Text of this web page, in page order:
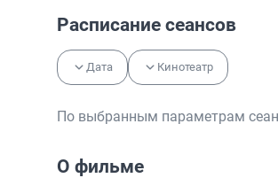
Расписание сеансов
Дата Кинотеатр
По выбранным параметрам
О фильме